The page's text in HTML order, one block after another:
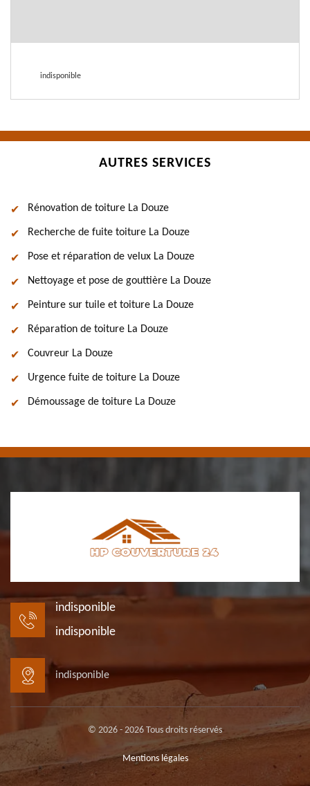
indisponible
AUTRES SERVICES
Rénovation de toiture La Douze
Recherche de fuite toiture La Douze
Pose et réparation de velux La Douze
Nettoyage et pose de gouttière La Douze
Peinture sur tuile et toiture La Douze
Réparation de toiture La Douze
Couvreur La Douze
Urgence fuite de toiture La Douze
Démoussage de toiture La Douze
indisponible
indisponible
indisponible
© 2026 - 2026 Tous droits réservés
Mentions légales